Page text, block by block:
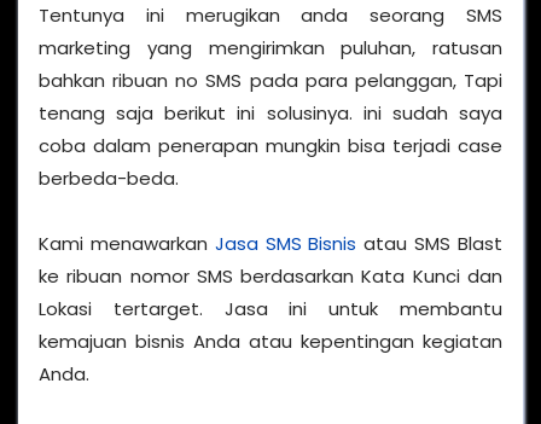
Tentunya ini merugikan anda seorang SMS
marketing yang mengirimkan puluhan, ratusan
bahkan ribuan no SMS pada para pelanggan, Tapi
tenang saja berikut ini solusinya. ini sudah saya
coba dalam penerapan mungkin bisa terjadi case
berbeda-beda.
Kami menawarkan Jasa SMS Bisnis atau SMS Blast
ke ribuan nomor SMS berdasarkan Kata Kunci dan
Lokasi tertarget. Jasa ini untuk membantu
kemajuan bisnis Anda atau kepentingan kegiatan
Anda.